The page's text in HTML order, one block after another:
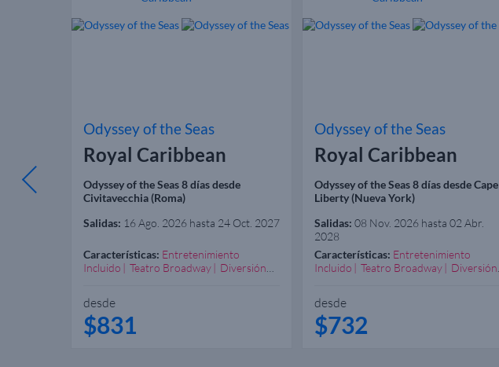
Cape
Odyssey of the Seas
Royal Caribbean
Odyssey of the Seas 8 días desde
Civitavecchia (Roma)
Salidas: 16 Ago. 2026 hasta 24 Oct. 2027
Características: Entretenimiento
Incluido
Teatro Broadway
Diversión
desde
$831
Odyssey of the Seas
Royal Caribbean
Odyssey of the Seas 8 días desde Cape
Liberty (Nueva York)
Salidas: 08 Nov. 2026 hasta 02 Abr.
2028
Características: Entretenimiento
Incluido
Teatro Broadway
Diversión
desde
$732